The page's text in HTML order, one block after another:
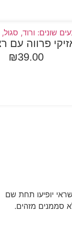
פרווה עם
₪39.00
יופיעו תחת שם
סממנים מזהים.